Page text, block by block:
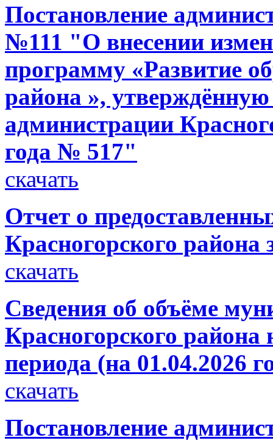
Постановление
№111 "О внесении
программу «Развитие
района »,
администрации
года № 517"
скачать
Отчет о
Красногорского района
скачать
Сведения об объёме
Красногорского района
периода (на 01.04.2026
скачать
Постановление